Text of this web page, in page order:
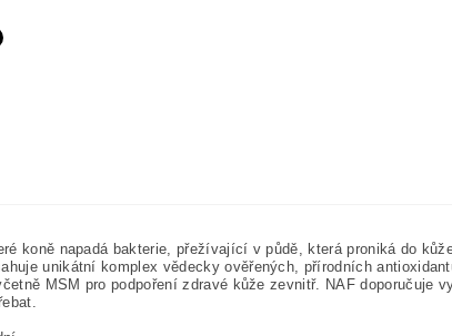
koně napadá bakterie, přežívající v půdě, která proniká do
unikátní komplex vědecky ověřených, přírodních
MSM pro podpoření zdravé kůže zevnitř. NAF doporučuje